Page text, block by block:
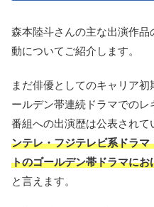
森本陸斗さんの主な出演作
動についてご紹介します。
まだ俳優としてのキャリア
ールデン帯連続ドラマでの
番組への出演歴は公表され
ンテレ・フジテレビ系ドラ
トのゴールデン帯ドラマに
と言えます。